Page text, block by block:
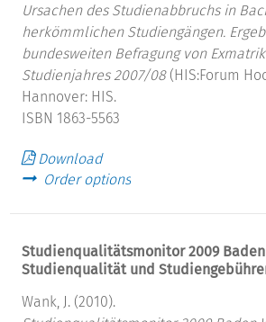
Ursachen des Studienabbruchs in
herkömmlichen Studiengängen.
bundesweiten Befragung von
Studienjahres 2007/08(HIS:Forum
Hannover: HIS.
ISBN 1863-5563
Download
Order options
Studienqualitätsmonitor 2009
Studienqualität und
Wank, J. (2010).